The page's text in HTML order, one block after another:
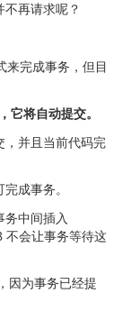
再请求呢？
来完成事务，但目
它将自动提交。
，并且当前代码完
成事务。
中间插入
不会让事务等待这
因为事务已经提